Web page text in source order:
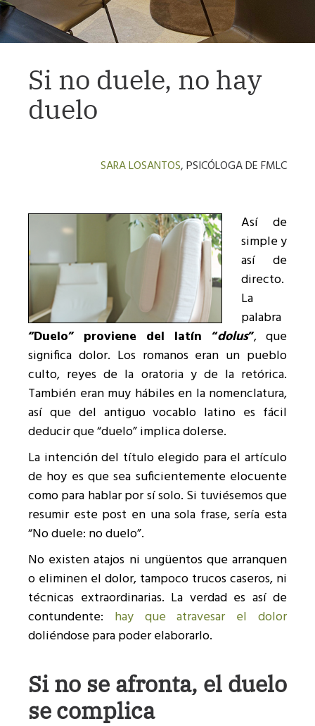
Si no duele, no hay
duelo
SARA LOSANTOS, PSICÓLOGA DE FMLC
Así de
simple y
así de
directo.
La
palabra
“Duelo” proviene del latín “dolus”, que
significa dolor. Los romanos eran un pueblo
culto, reyes de la oratoria y de la retórica.
También eran muy hábiles en la nomenclatura,
así que del antiguo vocablo latino es fácil
deducir que “duelo” implica dolerse.
La intención del título elegido para el artículo
de hoy es que sea suficientemente elocuente
como para hablar por sí solo. Si tuviésemos que
resumir este post en una sola frase, sería esta
“No duele: no duelo”.
No existen atajos ni ungüentos que arranquen
o eliminen el dolor, tampoco trucos caseros, ni
técnicas extraordinarias. La verdad es así de
contundente: hay que atravesar el dolor
doliéndose para poder elaborarlo.
Si no se afronta, el duelo
se complica